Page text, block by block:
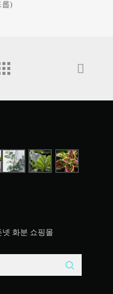
넷 화분 쇼핑몰